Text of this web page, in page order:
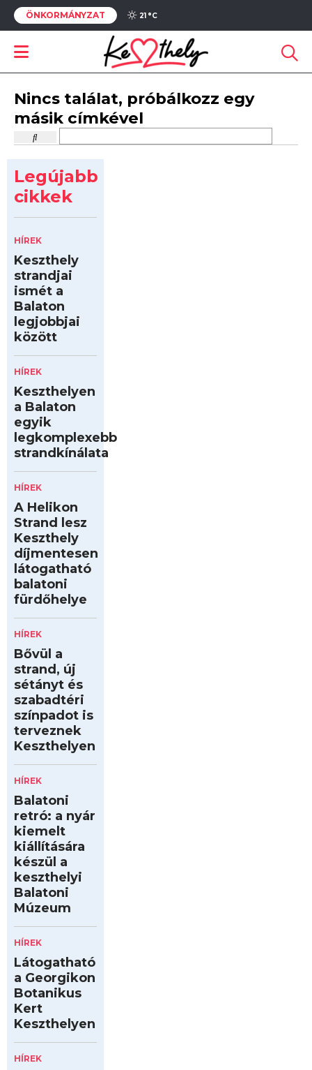
ÖNKORMÁNYZAT 21 °C
Nincs találat, próbálkozz egy
másik címkével
Legújabb
cikkek
HÍREK
Keszthely
strandjai
ismét a
Balaton
legjobbjai
között
HÍREK
Keszthelyen
a Balaton
egyik
legkomplexebb
strandkínálata
HÍREK
A Helikon
Strand lesz
Keszthely
díjmentesen
látogatható
balatoni
fürdőhelye
HÍREK
Bővül a
strand, új
sétányt és
szabadtéri
színpadot is
terveznek
Keszthelyen
HÍREK
Balatoni
retró: a nyár
kiemelt
kiállítására
készül a
keszthelyi
Balatoni
Múzeum
HÍREK
Látogatható
a Georgikon
Botanikus
Kert
Keszthelyen
HÍREK